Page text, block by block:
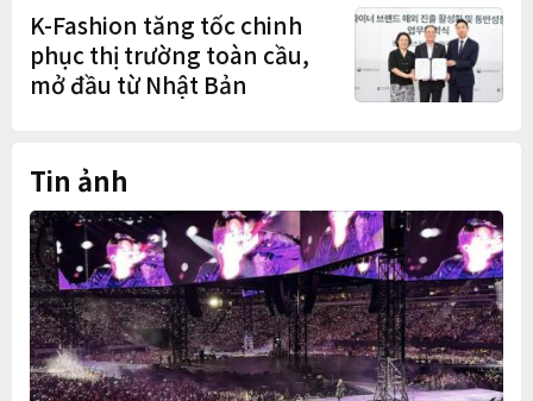
K-Fashion tăng tốc chinh
phục thị trường toàn cầu,
mở đầu từ Nhật Bản
Tin ảnh